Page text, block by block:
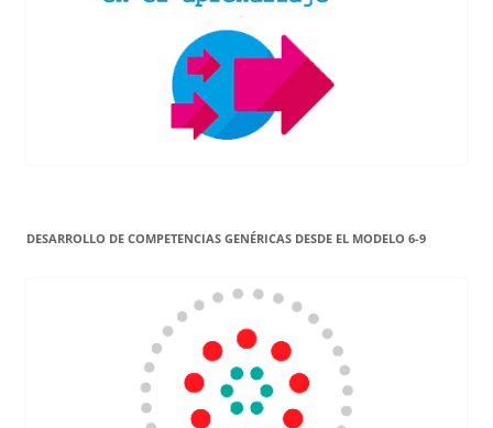
DESARROLLO DE COMPETENCIAS GENÉRICAS DESDE EL MODELO 6-9